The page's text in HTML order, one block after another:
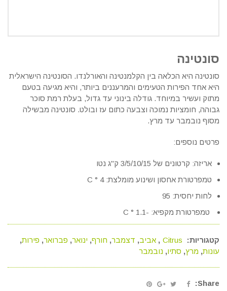
סונטינה
סונטינה היא הכלאה בין הקלמנטינה והאורלנדו. הסונטינה הישראלית
היא אחד הפירות הטעימים והמרעננים ביותר, והיא מגיעה בטעם
מתוק ועשיר במיוחד. גודלה בינוני עד גדול, בעלת רמת סוכר
גבוהה, חומציות נמוכה וצבעה כתום עז ובולט. סונטינה מבשילה
מסוף נובמבר עד מרץ.
פרטים נוספים:
אריזה: קרטונים של 3/5/10/15 ק"ג נטו
טמפרטורת אחסון ושינוע מומלצת: 4 ° C
לחות יחסית: 95
טמפרטורת מקפיא: -1.1 ° C
קטגוריות: Citrus
, אביב, דצמבר, חורף, ינואר, פברואר, פירות,
עונות, מרץ, סתיו, נובמבר
Share: